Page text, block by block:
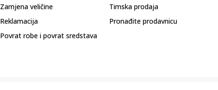
Zamjena veličine
Reklamacija
Povrat robe i povrat sredstava
Timska prodaja
Pronađite prodavnicu